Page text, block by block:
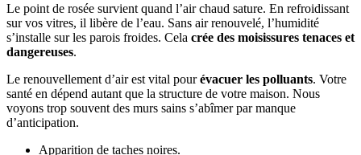
Le point de rosée survient quand l’air chaud sature. En refroidissant
sur vos vitres, il libère de l’eau. Sans air renouvelé, l’humidité
s’installe sur les parois froides. Cela crée des moisissures tenaces et
dangereuses.
Le renouvellement d’air est vital pourévacuer les polluants. Votre
santé en dépend autant que la structure de votre maison. Nous
voyons trop souvent des murs sains s’abîmer par manque
d’anticipation.
Apparition de taches noires.